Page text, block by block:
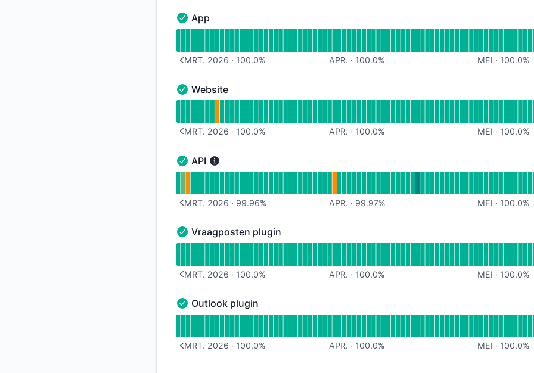
App - Operationeel
App
MRT. 2026 · 100.0% APR. · 100.0% MEI · 100.0%
Website - Operationeel
Website
MRT. 2026 · 100.0% APR. · 100.0% MEI · 100.0%
API - Operationeel
API
MRT. 2026 · 99.96% APR. · 99.97% MEI · 100.0%
Vraagposten plugin - Operationeel
Vraagposten plugin
MRT. 2026 · 100.0% APR. · 100.0% MEI · 100.0%
Outlook plugin - Operationeel
Outlook plugin
MRT. 2026 · 100.0% APR. · 100.0% MEI · 100.0%